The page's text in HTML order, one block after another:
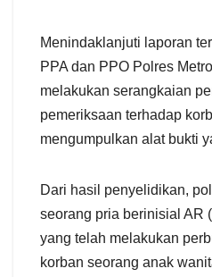
Menindaklanjuti laporan
PPA dan PPO Polres
melakukan serangkaian
pemeriksaan terhadap
mengumpulkan alat bukti
Dari hasil penyelidikan,
seorang pria berinisial AR
yang telah melakukan
korban seorang anak